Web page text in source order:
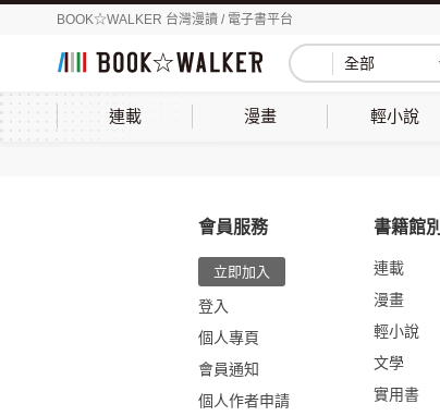
BOOK☆WALKER 台灣漫讀 / 電子書平台
全部
連載 漫畫 輕小說
會員服務
立即加入
登入
個人專頁
會員通知
個人作者申請
書籍館別
連載
漫畫
輕小說
文學
實用書